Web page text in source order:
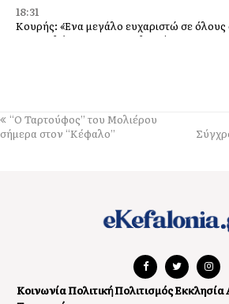
18:31
Κουρής: «Ένα μεγάλο ευχαριστώ σε
με τις φλόγες στην Κεφαλονιά»
18:00
Η Χορωδία και Μαντολινάτα
μήνες – Άμεση παρέμβαση τώρα»
Προσοχή σε νέα ηλεκτρονική απάτη, με
“Ο Ταρτούφος” του Μολιέρου
σήμερα στον “Κέφαλο”
ΚοινωνίαΠολιτικήΠολιτισμόςΕκκλησία